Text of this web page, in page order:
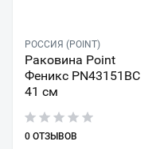
РОССИЯ (POINT)
Раковина Point
Феникс PN43151BC
41 см
0 ОТЗЫВОВ